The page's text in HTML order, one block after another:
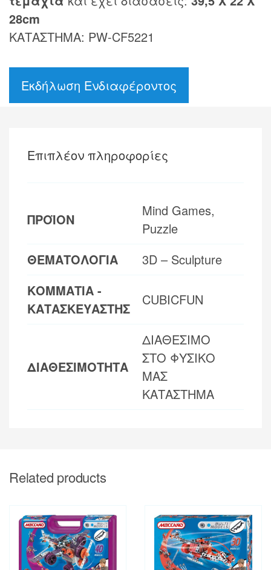
28cm
ΚΑΤΑΣΤΗΜΑ: PW-CF5221
Εκδήλωση Ενδιαφέροντος
Επιπλέον πληροφορίες
ΠΡΟΪΟΝ
Mind Games,
Puzzle
ΘΕΜΑΤΟΛΟΓΙΑ
3D – Sculpture
ΚΟΜΜΑΤΙΑ -
ΚΑΤΑΣΚΕΥΑΣΤΗΣ
CUBICFUN
ΔΙΑΘΕΣΙΜΟΤΗΤΑ
ΔΙΑΘΕΣΙΜΟ
ΣΤΟ ΦΥΣΙΚΟ
ΜΑΣ
ΚΑΤΑΣΤΗΜΑ
Related products